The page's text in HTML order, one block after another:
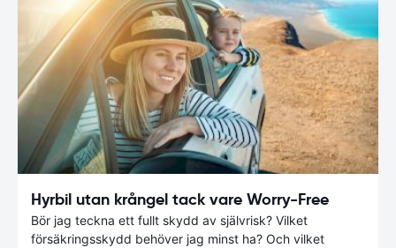
Hyrbil utan krångel tack vare Worry-Free
Bör jag teckna ett fullt skydd av självrisk? Vilket
försäkringsskydd behöver jag minst ha? Och vilket